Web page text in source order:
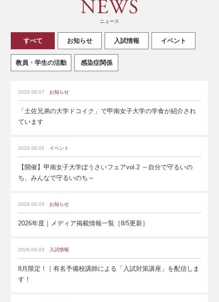
ニュース
すべて お知らせ 入試情報 イベント
教員・学生の活動 感染症関係
2026.08.07 お知らせ
「土佐兄弟の大学ドコイク」で甲南女子大学の学食が紹介され
ています
2026.08.05 イベント
【開催】甲南女子大学ぼうさいフェアvol.2 ～自分で守るいの
ち、みんなで守るいのち～
2026.08.05 お知らせ
2026年度｜メディア掲載情報一覧［8/5更新］
2026.08.03 入試情報
8月限定！｜有名予備校講師による「入試対策講座」を配信しま
す！